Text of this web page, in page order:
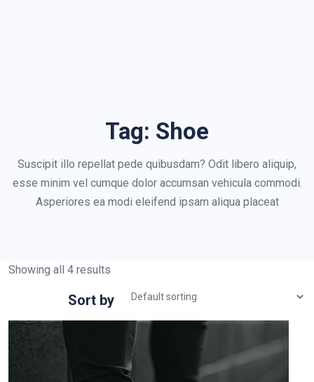
Tag: Shoe
Suscipit illo repellat pede quibusdam? Odit libero aliquip,
esse minim vel cumque dolor accumsan vehicula commodi.
Asperiores ea modi eleifend ipsam aliqua placeat
Showing all 4 results
Sort by